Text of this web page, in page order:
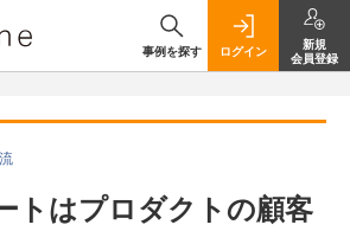
事例を探す ログイン
新規
会員登録
トはプロダクトの顧客